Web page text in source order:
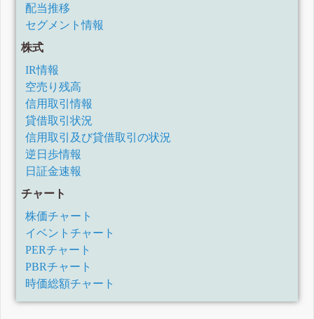
配当推移
セグメント情報
株式
IR情報
空売り残高
信用取引情報
貸借取引状況
信用取引及び貸借取引の状況
逆日歩情報
日証金速報
チャート
株価チャート
イベントチャート
PERチャート
PBRチャート
時価総額チャート